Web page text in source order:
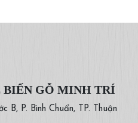
BIẾN GỖ MINH TRÍ
B, P. Bình Chuẩn, TP. Thuận